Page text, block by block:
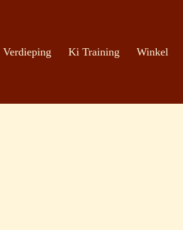
Verdieping Ki Training Winkel